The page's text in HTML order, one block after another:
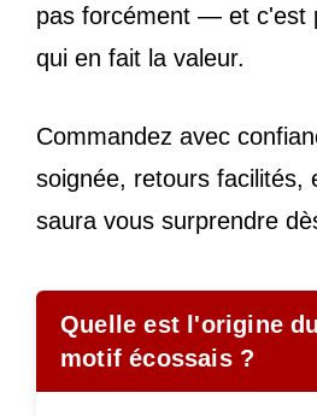
pas forcément — et c'est
qui en fait la valeur.
Commandez avec
soignée, retours facilités,
saura vous surprendre
Quelle est l'origine
motif écossais ?